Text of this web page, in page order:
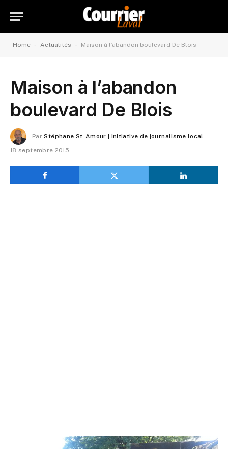
Home - Actualités - Maison à l’abandon boulevard De Blois
Maison à l’abandon
boulevard De Blois
Par Stéphane St-Amour | Initiative de journalisme local
18 septembre 2015